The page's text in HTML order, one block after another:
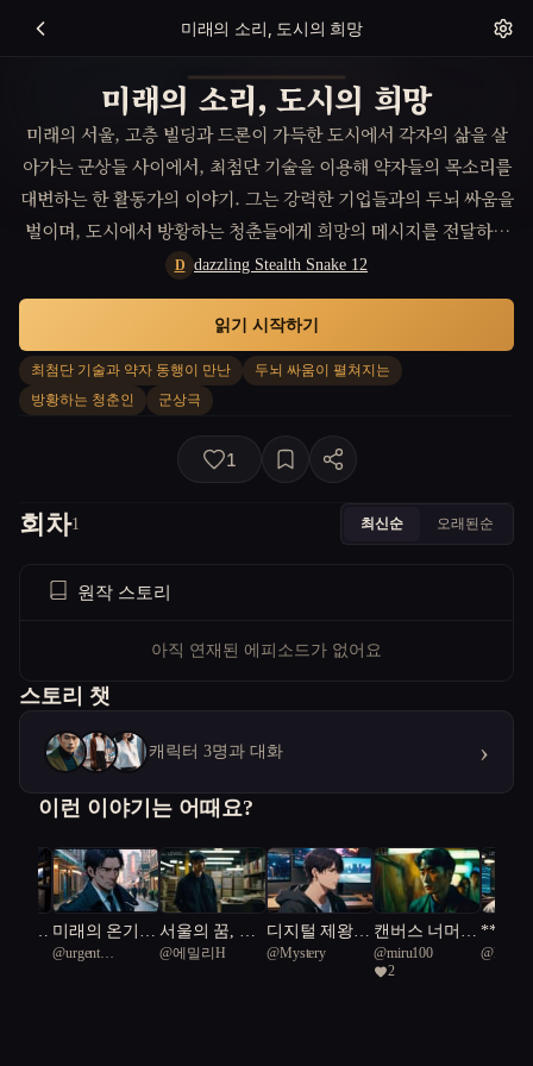
미래의 소리, 도시의 희망
미래의 소리, 도시의 희망
미래의 서울, 고층 빌딩과 드론이 가득한 도시에서 각자의 삶을 살
아가는 군상들 사이에서, 최첨단 기술을 이용해 약자들의 목소리를
대변하는 한 활동가의 이야기. 그는 강력한 기업들과의 두뇌 싸움을
벌이며, 도시에서 방황하는 청춘들에게 희망의 메시지를 전달하려
한다. 그의 행동은 각자의 삶을 살아가는 사람들에게 어떤 영향을
미치게 될까?
D dazzling Stealth Snake 12
최첨단 기술과 약자 동행이 만난
두뇌 싸움이 펼쳐지는
방황하는 청춘인
군상극
읽기 시작하기
1
회차1 최신순 오래된순
원작 스토리
아직 연재된 에피소드가 없어요
스토리 챗
캐릭터 3명과 대화 ›
이런 이야기는 어때요?
미래의 온기,
잃어버린 인간
@urgent
서울의 꿈, 기
계의 온기
@에밀리H
디지털 제왕의
귀환
@Mystery
캔버스 너머
서울
@miru100
2
**아리
삭임**
@